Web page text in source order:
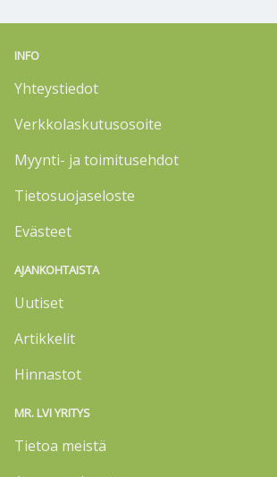
INFO
Yhteystiedot
Verkkolaskutusosoite
Myynti- ja toimitusehdot
Tietosuojaseloste
Evästeet
AJANKOHTAISTA
Uutiset
Artikkelit
Hinnastot
MR. LVI YRITYS
Tietoa meistä